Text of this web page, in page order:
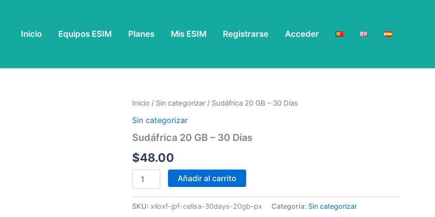
Inicio Equipos ESIM Planes Mis ESIM Registrarse Acceder
Inicio / Sin categorizar / Sudáfrica 20 GB – 30 Días
Sin categorizar
Sudáfrica 20 GB – 30 Días
$48.00
Sudáfrica
GB
30
cantidad
Añadir al carrito
SKU: xiloxf-jpf-cellsa-30days-20gb-px Categoría: Sin categorizar